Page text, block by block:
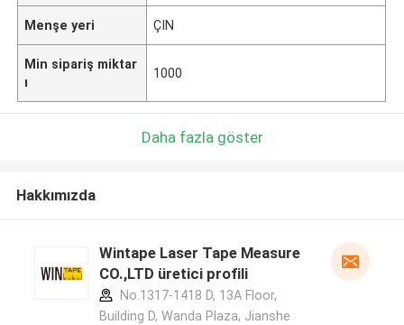
Menşe yeri ÇIN
Min sipariş miktar
ı
1000
Daha fazla göster
Hakkımızda
Wintape Laser Tape Measure
CO.,LTD üretici profili
No.1317-1418 D, 13A Floor,
Building D, Wanda Plaza, Jianshe